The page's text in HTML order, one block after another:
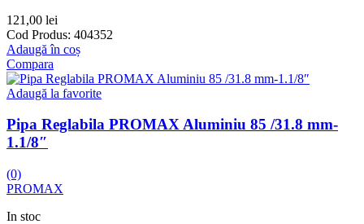
121,00 lei
Cod Produs: 404352
Adaugă în coș
Compara
Adaugă la favorite
Pipa Reglabila PROMAX Aluminiu 85 /31.8 mm-
1.1/8″
(0)
PROMAX
In stoc